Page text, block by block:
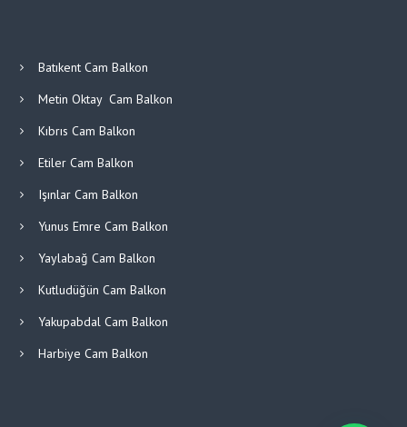
Batıkent Cam Balkon
Metin Oktay Cam Balkon
Kıbrıs Cam Balkon
Etiler Cam Balkon
Işınlar Cam Balkon
Yunus Emre Cam Balkon
Yaylabağ Cam Balkon
Kutludüğün Cam Balkon
Yakupabdal Cam Balkon
Harbiye Cam Balkon